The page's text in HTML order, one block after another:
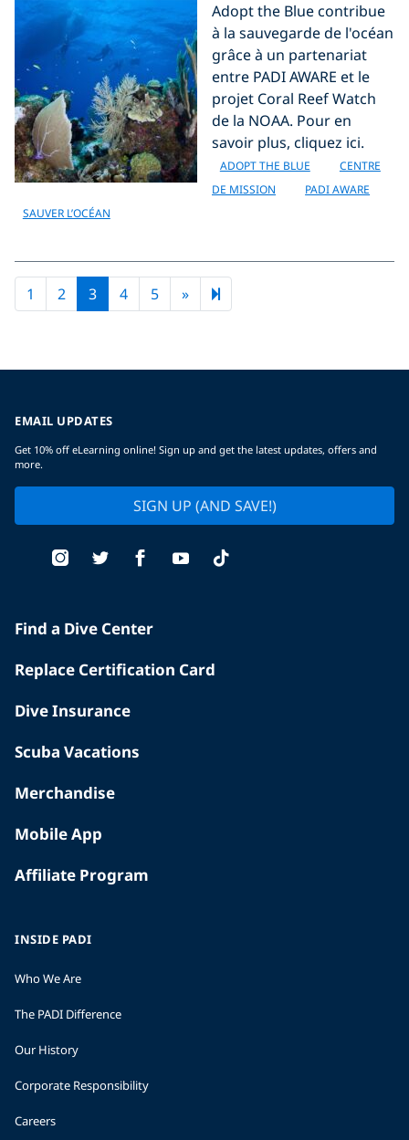
Adopt the Blue contribue
à la sauvegarde de l'océan
grâce à un partenariat
entre PADI AWARE et le
projet Coral Reef Watch
de la NOAA. Pour en
savoir plus, cliquez ici.
ADOPT THE BLUE
CENTRE
DE MISSION
PADI AWARE
SAUVER L’OCÉAN
1 2 3 4 5 »Next page
9
EMAIL UPDATES
Get 10% off eLearning online! Sign up and get the latest updates, offers and
more.
SIGN UP (AND SAVE!)
Find a Dive Center
Replace Certification Card
Dive Insurance
Scuba Vacations
Merchandise
Mobile App
Affiliate Program
INSIDE PADI
Who We Are
The PADI Difference
Our History
Corporate Responsibility
Careers